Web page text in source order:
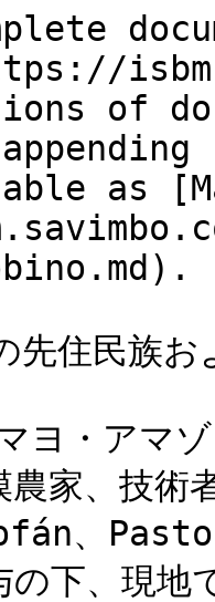
of
as
住民族お
ヨ・アマ
農家、技術
、
の下、現地